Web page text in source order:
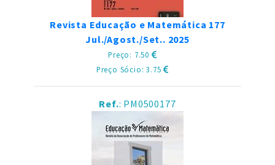
Revista Educação e Matemática 177
Jul./Agost./Set.. 2025
Preço: 7.50
Preço Sócio: 3.75
Ref.: PM0500177